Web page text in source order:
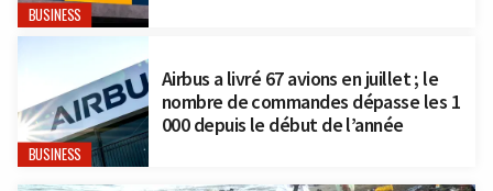
BUSINESS
BUSINESS
Airbus a livré 67 avions en juillet ; le
nombre de commandes dépasse les 1
000 depuis le début de l’année